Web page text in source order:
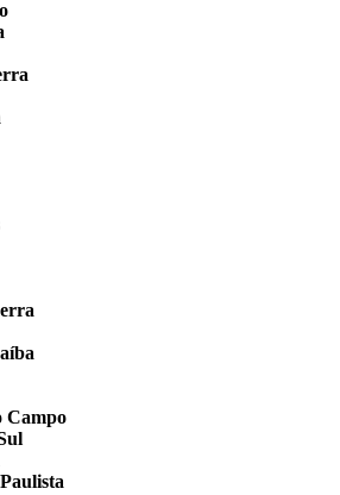
Campo